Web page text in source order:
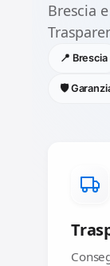
Brescia
📍 Brescia
🛡️